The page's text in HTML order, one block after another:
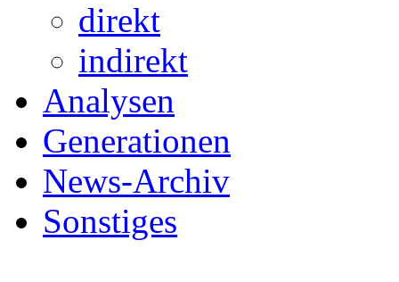
direkt
indirekt
Analysen
Generationen
News-Archiv
Sonstiges